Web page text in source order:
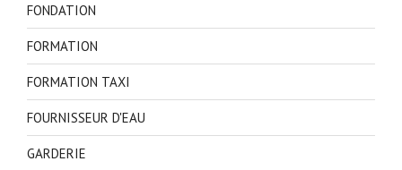
FONDATION
FORMATION
FORMATION TAXI
FOURNISSEUR D'EAU
GARDERIE